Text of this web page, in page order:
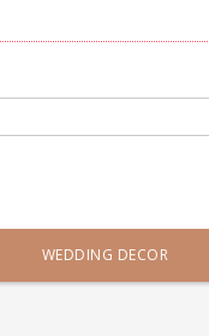
WEDDING DECOR